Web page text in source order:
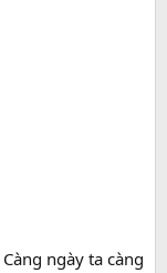
ngày ta càng